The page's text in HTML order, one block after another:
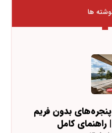
ها
بدون فریم